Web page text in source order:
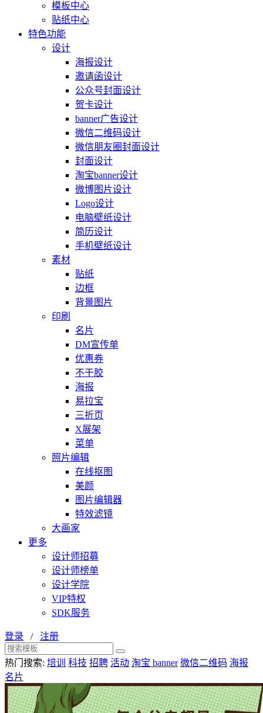
模板中心
贴纸中心
特色功能
设计
海报设计
邀请函设计
公众号封面设计
贺卡设计
banner广告设计
微信二维码设计
微信朋友圈封面设计
封面设计
淘宝banner设计
微博图片设计
Logo设计
电脑壁纸设计
简历设计
手机壁纸设计
素材
贴纸
边框
背景图片
印刷
名片
DM宣传单
优惠券
不干胶
海报
易拉宝
三折页
X展架
菜单
照片编辑
在线抠图
美颜
图片编辑器
特效滤镜
大画家
更多
设计师招募
设计师榜单
设计学院
VIP特权
SDK服务
登录 / 注册
热门搜索: 培训 科技 招聘 活动 淘宝 banner 微信二维码 海报
名片